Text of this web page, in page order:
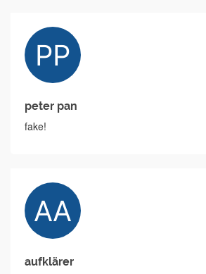
peter pan
fake!
aufklärer